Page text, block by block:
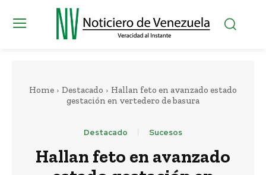
Home Destacado
Hallan feto en avanzado estado
gestación en vertedero de basura
Destacado Sucesos
Hallan feto en avanzado